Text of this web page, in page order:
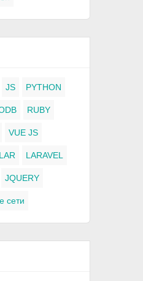
JS PYTHON
RUBY
VUE JS
LARAVEL
JQUERY
сети